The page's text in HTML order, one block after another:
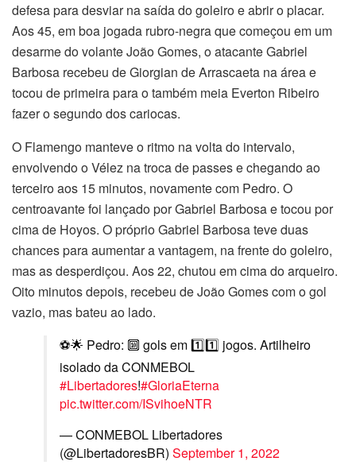
defesa para desviar na saída do goleiro e abrir o placar.
Aos 45, em boa jogada rubro-negra que começou em um
desarme do volante João Gomes, o atacante Gabriel
Barbosa recebeu de Giorgian de Arrascaeta na área e
tocou de primeira para o também meia Everton Ribeiro
fazer o segundo dos cariocas.
O Flamengo manteve o ritmo na volta do intervalo,
envolvendo o Vélez na troca de passes e chegando ao
terceiro aos 15 minutos, novamente com Pedro. O
centroavante foi lançado por Gabriel Barbosa e tocou por
cima de Hoyos. O próprio Gabriel Barbosa teve duas
chances para aumentar a vantagem, na frente do goleiro,
mas as desperdiçou. Aos 22, chutou em cima do arqueiro.
Oito minutos depois, recebeu de João Gomes com o gol
vazio, mas bateu ao lado.
⚽🌟 Pedro: 🔟 gols em 1️⃣1️⃣ jogos. Artilheiro
isolado da CONMEBOL
#Libertadores!#GloriaEterna
pic.twitter.com/ISvihoeNTR
— CONMEBOL Libertadores
(@LibertadoresBR) September 1, 2022